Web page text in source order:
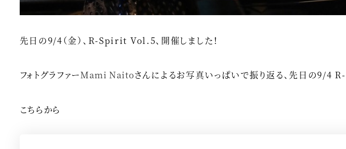
先日の9/4（金）、R-Spirit Vol.5、開催しました！
フォトグラファーMami Naitoさんによるお写真いっぱいで振り返る、先日の9/4
こちらから